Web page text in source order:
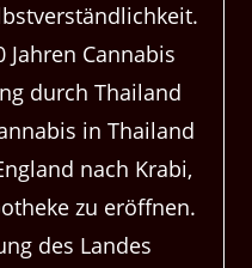
Jahren Cannabis
durch Thailand
in Thailand
nach Krabi,
zu eröffnen.
des Landes